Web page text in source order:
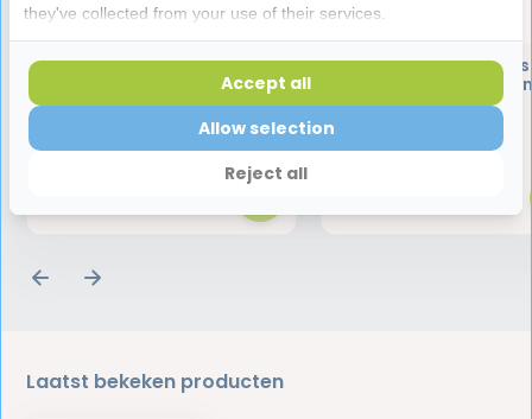
Tepe Tongreiniger
4,70
TePe Mini Flosser | 36
Flossers voor
Tanden
3,75
Laatst bekeken producten
they've collected from your use of their services.
Reject all
Allow selection
Accept all